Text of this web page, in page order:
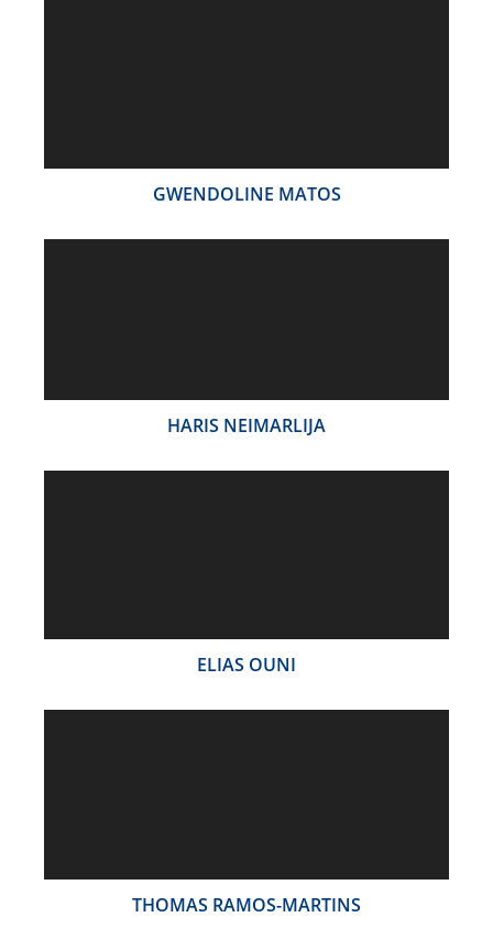
GWENDOLINE MATOS
HARIS NEIMARLIJA
ELIAS OUNI
THOMAS RAMOS-MARTINS